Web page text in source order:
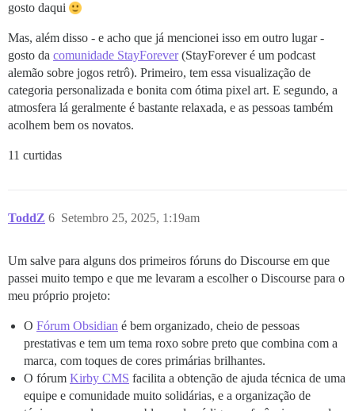
gosto daqui
Mas, além disso - e acho que já mencionei isso em outro lugar -
gosto da comunidade StayForever(StayForever é um podcast
alemão sobre jogos retrô). Primeiro, tem essa visualização de
categoria personalizada e bonita com ótima pixel art. E segundo, a
atmosfera lá geralmente é bastante relaxada, e as pessoas também
acolhem bem os novatos.
11 curtidas
ToddZ Setembro 25, 2025, 1:19am
6
Um salve para alguns dos primeiros fóruns do Discourse em que
passei muito tempo e que me levaram a escolher o Discourse para o
meu próprio projeto:
O Fórum Obsidian é bem organizado, cheio de pessoas
prestativas e tem um tema roxo sobre preto que combina com a
marca, com toques de cores primárias brilhantes.
O fórum Kirby CMS facilita a obtenção de ajuda técnica de uma
equipe e comunidade muito solidárias, e a organização de